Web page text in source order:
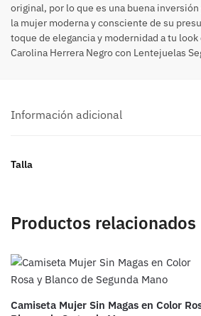
original, por lo que es una buena inversión
la mujer moderna y consciente de su
toque de elegancia y modernidad a tu
Carolina Herrera Negro con Lentejuelas
Información adicional
Talla
Productos relacionados
Camiseta Mujer Sin Magas en Color